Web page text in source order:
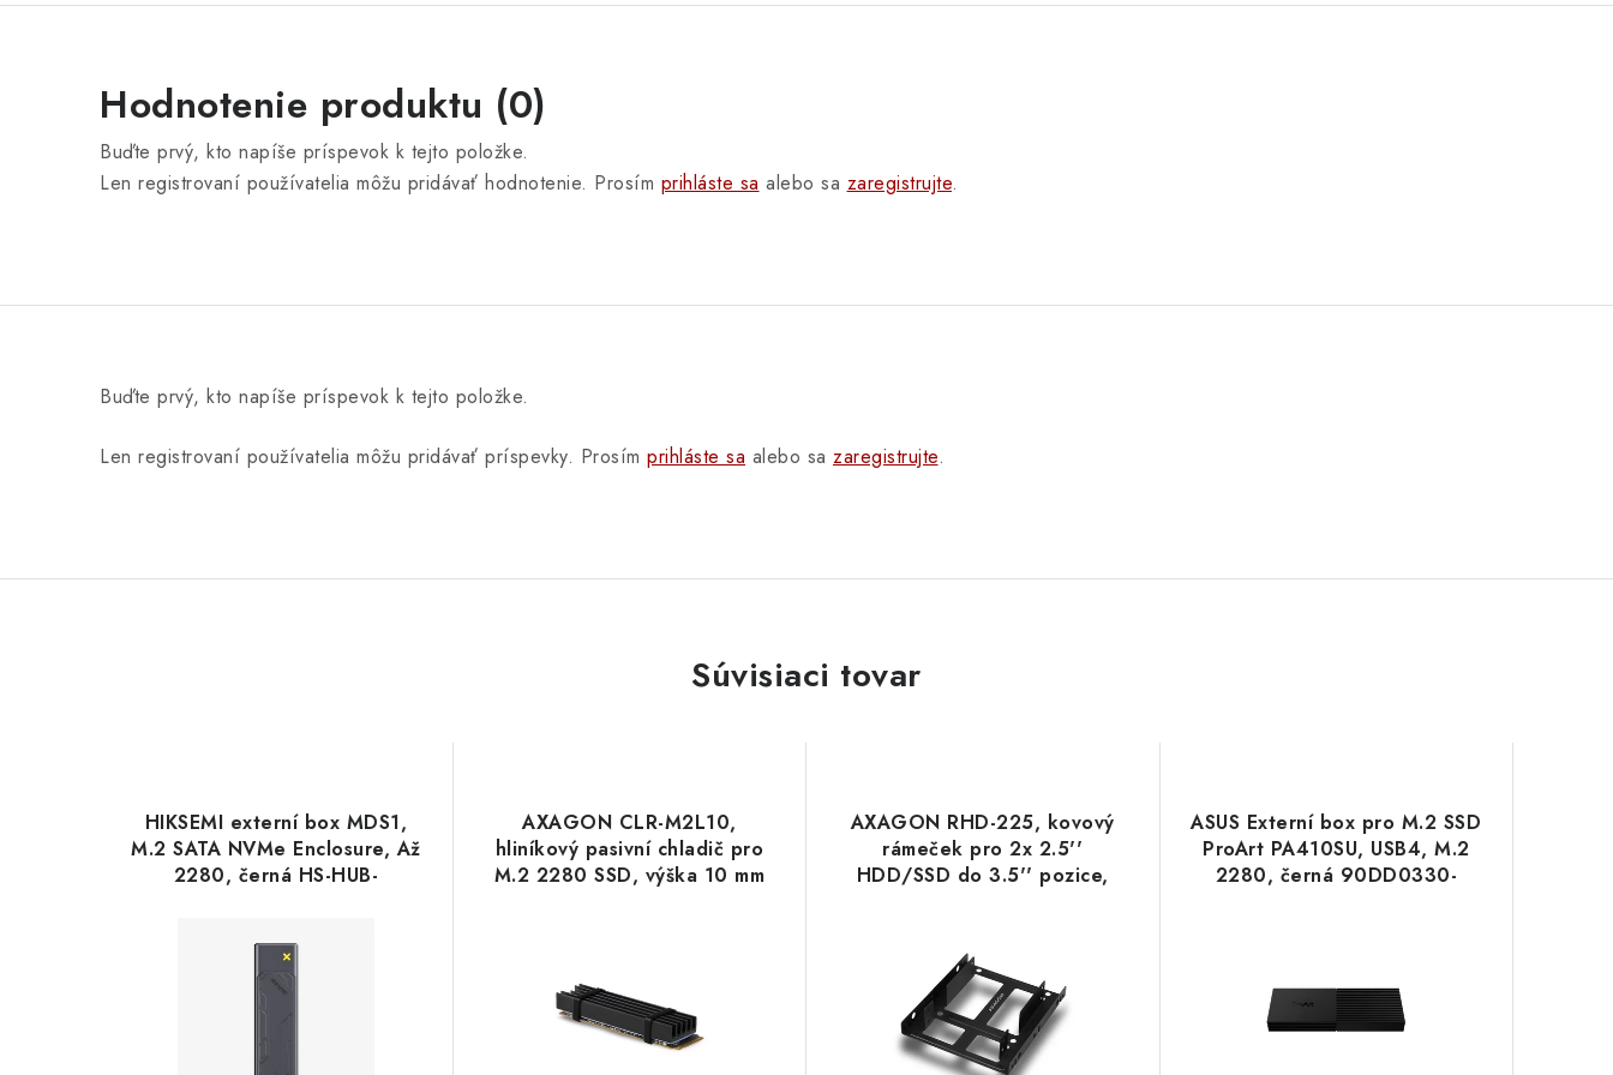
Hodnotenie produktu (0)
Buďte prvý, kto napíše príspevok k tejto položke.
Len registrovaní používatelia môžu pridávať hodnotenie. Prosím prihláste sa alebo sa zaregistrujte.
Buďte prvý, kto napíše príspevok k tejto položke.
Len registrovaní používatelia môžu pridávať príspevky. Prosím prihláste sa alebo sa zaregistrujte.
Súvisiaci tovar
HIKSEMI externí box MDS1,
M.2 SATA NVMe Enclosure, Až
2280, černá HS-HUB-
AXAGON CLR-M2L10,
hliníkový pasivní chladič pro
M.2 2280 SSD, výška 10 mm
AXAGON RHD-225, kovový
rámeček pro 2x 2.5''
HDD/SSD do 3.5'' pozice,
ASUS Externí box pro M.2 SSD
ProArt PA410SU, USB4, M.2
2280, černá 90DD0330-